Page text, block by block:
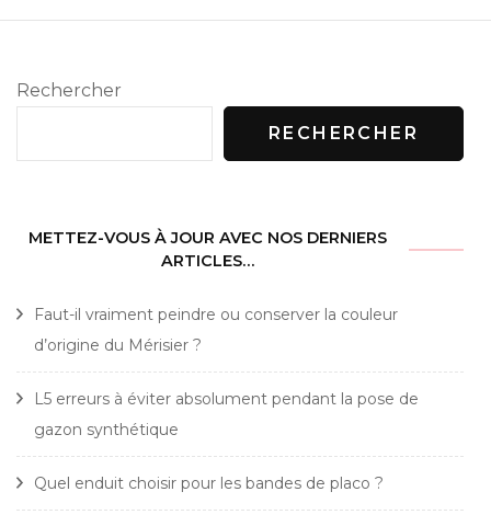
Rechercher
RECHERCHER
METTEZ-VOUS À JOUR AVEC NOS DERNIERS
ARTICLES…
Faut-il vraiment peindre ou conserver la couleur
d’origine du Mérisier ?
L5 erreurs à éviter absolument pendant la pose de
gazon synthétique
Quel enduit choisir pour les bandes de placo ?